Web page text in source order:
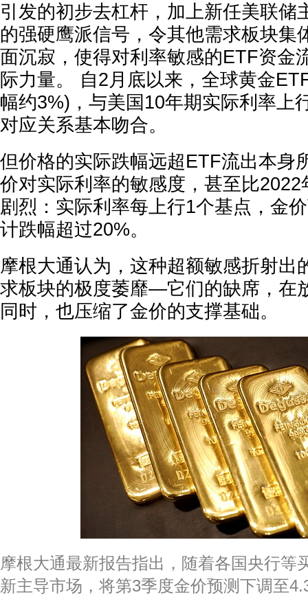
引发的初步去杠杆，加上新任美联储
的强硬鹰派信号，令其他需求板块集
面沉寂，使得对利率敏感的ETF资金
际力量。 自2月底以来，全球黄金
幅约3%)，与美国10年期实际利率上
对应关系基本吻合。
但价格的实际跌幅远超ETF流出本
价对实际利率的敏感度，甚至比
剧烈：实际利率每上行1个基点，金
计跌幅超过20%。
摩根大通认为，这种超额敏感折射出
求板块的极度萎靡—它们的缺席，在
同时，也压缩了金价的支撑基础。
摩根大通最新报告指出，随着各国央行等
新主导市场，将第3季度金价预测下调至